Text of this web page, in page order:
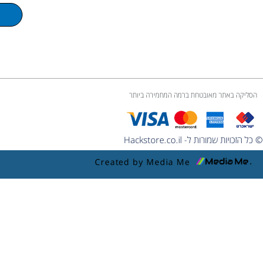
הסליקה באתר מאובטחת ברמה המחמירה ביותר
© כל הזכויות שמורות ל- Hackstore.co.il
Created by Media Me